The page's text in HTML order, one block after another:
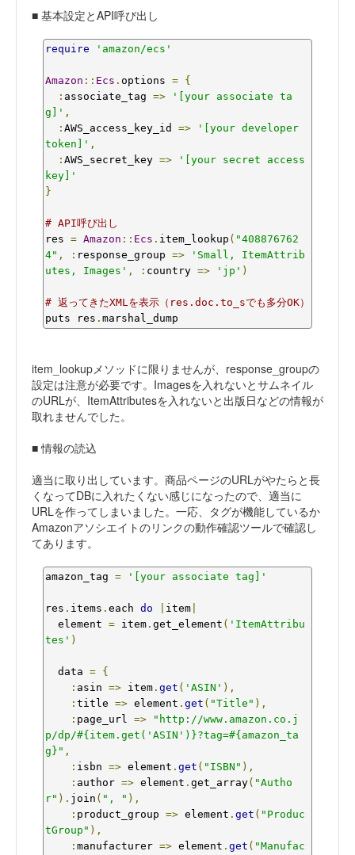
■ 基本設定とAPI呼び出し
require 'amazon/ecs'
Amazon :: Ecs . options = {
: associate_tag =>
'[your associate ta
g]' ,
: AWS_access_key_id =>
'[your developer
token]' ,
: AWS_secret_key =>
'[your secret access
key]'
}
# API呼び出し
res = Amazon :: Ecs . item_lookup ( "408876762
4" , : response_group =>
'Small, ItemAttrib
utes, Images' , : country => 'jp' )
# 返ってきたXMLを表示（res.doc.to_sでも多分OK）
puts res . marshal_dump
item_lookupメソッドに限りませんが、response_groupの
設定は注意が必要です。Imagesを入れないとサムネイル
のURLが、ItemAttributesを入れないと出版日などの情報が
取れませんでした。
■ 情報の読込
適当に取り出しています。商品ページのURLがやたらと長
くなってDBに入れたくない感じになったので、適当に
URLを作ってしまいました。一応、タグが機能しているか
Amazonアソシエイトのリンクの動作確認ツールで確認し
てあります。
amazon_tag = '[your associate tag]'
res . items . each do item
  element
= item . get_element ( 'ItemAttribu
tes' )
  data
= {
: asin => item . get ( 'ASIN' ),
: title => element . get ( "Title" ),
: page_url =>
"http://www.amazon.co.j
p/dp/#{item.get('ASIN')}?tag=#{amazon_ta
g}" ,
: isbn => element . get ( "ISBN" ),
: author => element . get_array( "Autho
r" ). join ( ", " ),
: product_group => element . get ( "Produc
tGroup" ),
: manufacturer => element . get ( "Manufac